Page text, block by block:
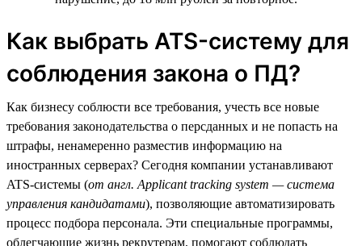
Как выбрать ATS-систему для
соблюдения закона о ПД?
Как бизнесу соблюсти все требования, учесть все новые
требования законодательства о персданных и не попасть на
штрафы, ненамеренно разместив информацию на
иностранных серверах? Сегодня компании устанавливают
ATS-системы (от англ. Applicant tracking system — система
управления кандидатами), позволяющие автоматизировать
процесс подбора персонала. Эти специальные программы,
облегчающие жизнь рекрутерам, помогают соблюдать